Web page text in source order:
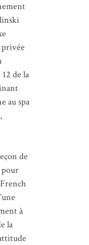
privée
de la
au spa
de
à
la